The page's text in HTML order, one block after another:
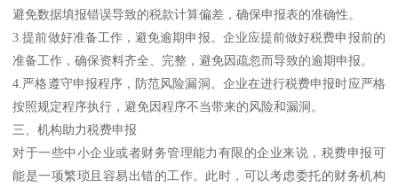
避免数据填报错误导致的税款计算偏差，确保申报表的准确性。
3.提前做好准备工作，避免逾期申报。企业应提前做好税费申报前的
准备工作，确保资料齐全、完整，避免因疏忽而导致的逾期申报。
4.严格遵守申报程序，防范风险漏洞。企业在进行税费申报时应严格
按照规定程序执行，避免因程序不当带来的风险和漏洞。
三、机构助力税费申报
对于一些中小企业或者财务管理能力有限的企业来说，税费申报可
能是一项繁琐且容易出错的工作。此时，可以考虑委托的财务机构